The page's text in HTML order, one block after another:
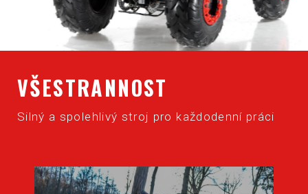
VŠESTRANNOST
Silný a spolehlivý stroj pro každodenní práci